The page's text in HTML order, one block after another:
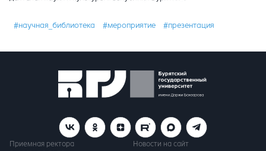
#научная_библиотека #мероприятие #презентация
Приемная ректора
Новости на сайт